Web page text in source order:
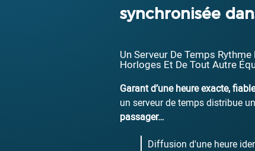
synchronisée
Un Serveur De Temps
Horloges Et De Tout Autre
Garant d’une heure exacte,
un serveur de temps distribue
passager…
Diffusion d'une heure